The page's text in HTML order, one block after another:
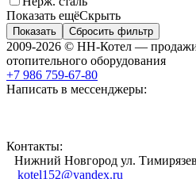
Показать ещёСкрыть
Показать Сбросить фильтр
2009-2026 © НН-Котел — продажи
отопительного оборудования
+7 986 759-67-80
Написать в мессенджеры:
Контакты:
Нижний Новгород ул.
kotel152@yandex.ru